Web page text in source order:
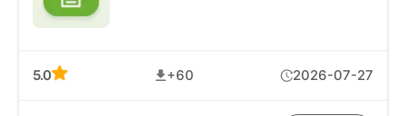
5.0 +60 2026-07-27